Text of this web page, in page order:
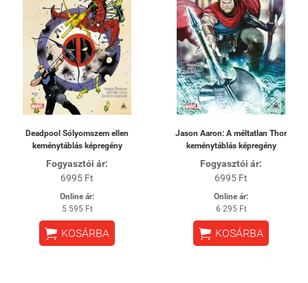
Deadpool Sólyomszem ellen
keménytáblás képregény
Fogyasztói ár:
6995 Ft
Online ár:
5 595 Ft
 KOSÁRBA
Jason Aaron: A méltatlan Thor
keménytáblás képregény
Fogyasztói ár:
6995 Ft
Online ár:
6 295 Ft
 KOSÁRBA